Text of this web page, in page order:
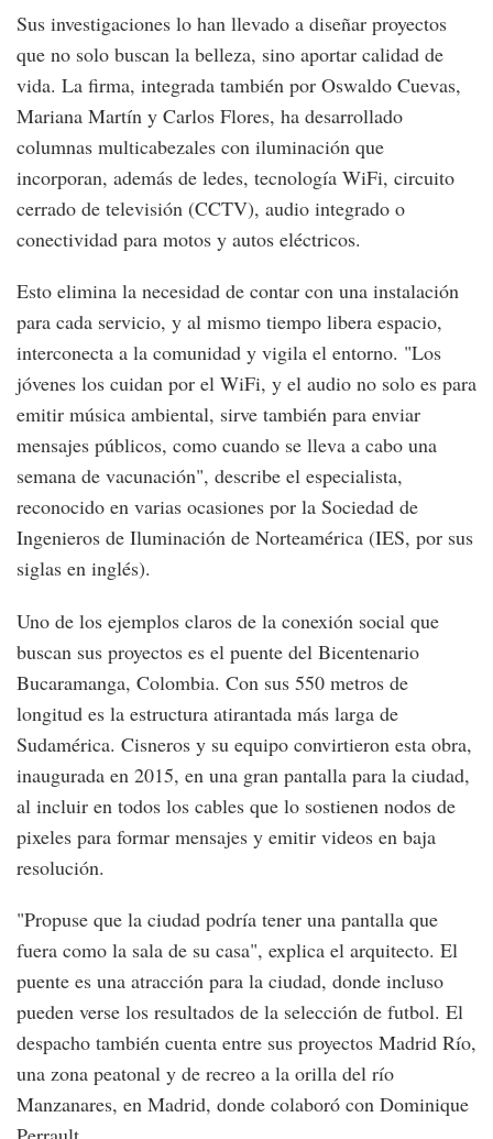
Sus investigaciones lo han llevado a diseñar proyectos
que no solo buscan la belleza, sino aportar calidad de
vida. La firma, integrada también por Oswaldo Cuevas,
Mariana Martín y Carlos Flores, ha desarrollado
columnas multicabezales con iluminación que
incorporan, además de ledes, tecnología WiFi, circuito
cerrado de televisión (CCTV), audio integrado o
conectividad para motos y autos eléctricos.
Esto elimina la necesidad de contar con una instalación
para cada servicio, y al mismo tiempo libera espacio,
interconecta a la comunidad y vigila el entorno. "Los
jóvenes los cuidan por el WiFi, y el audio no solo es para
emitir música ambiental, sirve también para enviar
mensajes públicos, como cuando se lleva a cabo una
semana de vacunación", describe el especialista,
reconocido en varias ocasiones por la Sociedad de
Ingenieros de Iluminación de Norteamérica (IES, por sus
siglas en inglés).
Uno de los ejemplos claros de la conexión social que
buscan sus proyectos es el puente del Bicentenario
Bucaramanga, Colombia. Con sus 550 metros de
longitud es la estructura atirantada más larga de
Sudamérica. Cisneros y su equipo convirtieron esta obra,
inaugurada en 2015, en una gran pantalla para la ciudad,
al incluir en todos los cables que lo sostienen nodos de
pixeles para formar mensajes y emitir videos en baja
resolución.
"Propuse que la ciudad podría tener una pantalla que
fuera como la sala de su casa", explica el arquitecto. El
puente es una atracción para la ciudad, donde incluso
pueden verse los resultados de la selección de futbol. El
despacho también cuenta entre sus proyectos Madrid Río,
una zona peatonal y de recreo a la orilla del río
Manzanares, en Madrid, donde colaboró con Dominique